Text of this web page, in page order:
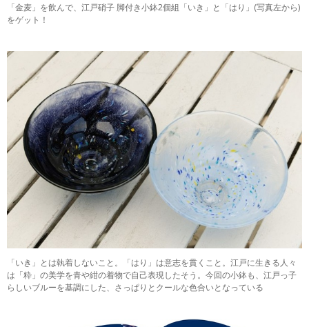
「金麦」を飲んで、江戸硝子 脚付き小鉢2個組「いき」と「はり」(写真左から)
をゲット！
「いき」とは執着しないこと。「はり」は意志を貫くこと。江戸に生きる人々
は「粋」の美学を青や紺の着物で自己表現したそう。今回の小鉢も、江戸っ子
らしいブルーを基調にした、さっぱりとクールな色合いとなっている